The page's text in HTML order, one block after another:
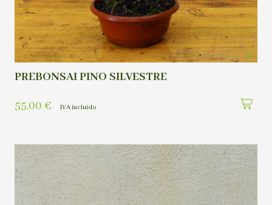
PREBONSAI PINO SILVESTRE
55,00 € IVA incluído